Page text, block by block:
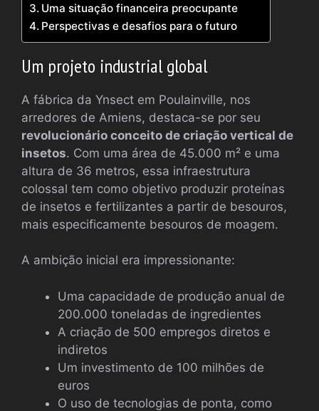
Uma situação financeira preocupante
Perspectivas e desafios para o futuro
Um projeto industrial global
A fábrica da Ynsect em Poulainville, nos
arredores de Amiens, destaca-se por seu
revolucionário conceito de criação vertical de
insetos. Com uma área de 45.000 m² e uma
altura de 36 metros, essa infraestrutura
colossal tem como objetivo produzir proteínas
de insetos e fertilizantes a partir de besouros,
mais especificamente besouros de moagem.
A ambição inicial era impressionante:
Uma capacidade de produção anual de
200.000 toneladas de ingredientes
A criação de 500 empregos diretos e
indiretos
Um investimento de 100 milhões de
euros
O uso de tecnologias de ponta, como